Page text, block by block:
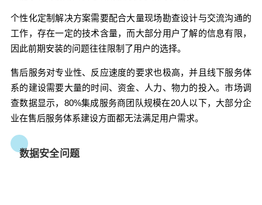
个性化定制解决方案需要配合大量现场勘查设计与交流沟通的
工作，存在一定的技术含量，而大部分用户了解的信息有限，
因此前期安装的问题往往限制了用户的选择。
售后服务对专业性、反应速度的要求也极高，并且线下服务体
系的建设需要大量的时间、资金、人力、物力的投入。市场调
查数据显示，80%集成服务商团队规模在20人以下，大部分企
业在售后服务体系建设方面都无法满足用户需求。
数据安全问题
八零后、九零后对智能家居产品接受度较高，但经
济实力较弱；而他们的父辈六零后、七零后经济实
力较强但接受度较低。 另一方面，从用户接触渠道
来说，数据显示71%消费者是通过电商渠道购买智
能家居产品，仅12%的销售份额来自专卖体验店。
这对消费者真正了解、体验产品功能产生了一定的
局限性。 除此之外，受我国地产背景影响，如果房
地产商将智能家居加入到精装修配套设施，就必须
进行统一采购、安装、调试，虽然成本有所下降，
但用户就无法根据自身需求选择产品样式、功能种